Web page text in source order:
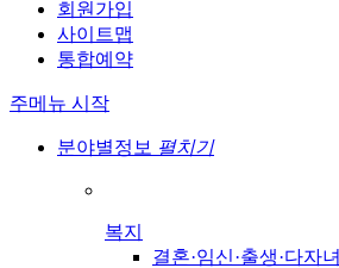
회원가입
사이트맵
통합예약
주메뉴 시작
분야별정보 펼치기
복지
결혼·임신·출생·다자녀